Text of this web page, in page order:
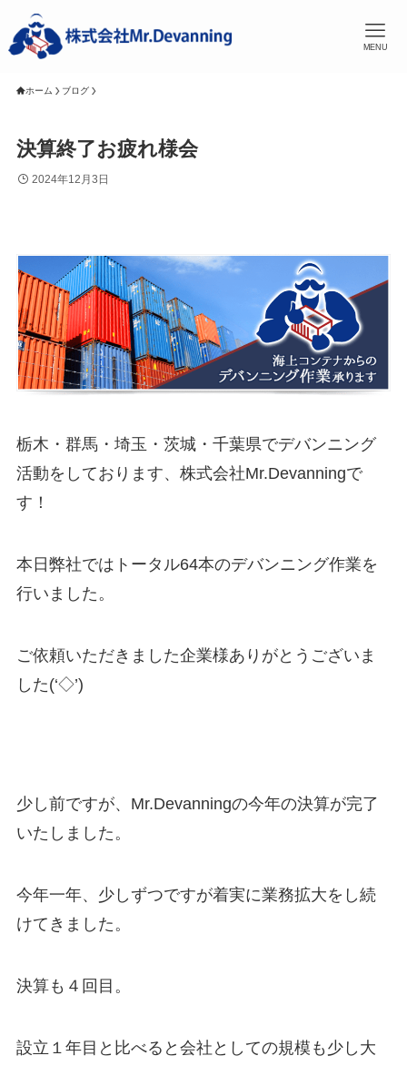
MENU
ホーム ブログ
決算終了お疲れ様会
2024年12月3日
栃木・群馬・埼玉・茨城・千葉県でデバンニング
活動をしております、株式会社Mr.Devanningで
す！
本日弊社ではトータル64本のデバンニング作業を
行いました。
ご依頼いただきました企業様ありがとうございま
した(‘◇’)ゞ
少し前ですが、Mr.Devanningの今年の決算が完了
いたしました。
今年一年、少しずつですが着実に業務拡大をし続
けてきました。
決算も４回目。
設立１年目と比べると会社としての規模も少し大